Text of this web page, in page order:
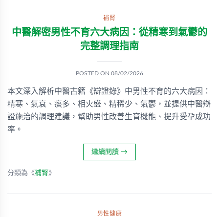
補腎
中醫解密男性不育六大病因：從精寒到氣鬱的
完整調理指南
POSTED ON 08/02/2026
本文深入解析中醫古籍《辯證錄》中男性不育的六大病因：
精寒、氣衰、痰多、相火盛、精稀少、氣鬱，並提供中醫辯
證施治的調理建議，幫助男性改善生育機能、提升受孕成功
率。
繼續閱讀 →
分類為《補腎》
男性健康